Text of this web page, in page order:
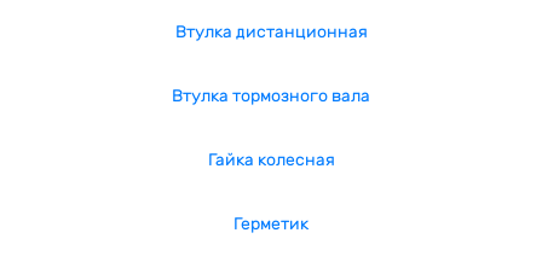
Втулка дистанционная
Втулка тормозного вала
Гайка колесная
Герметик